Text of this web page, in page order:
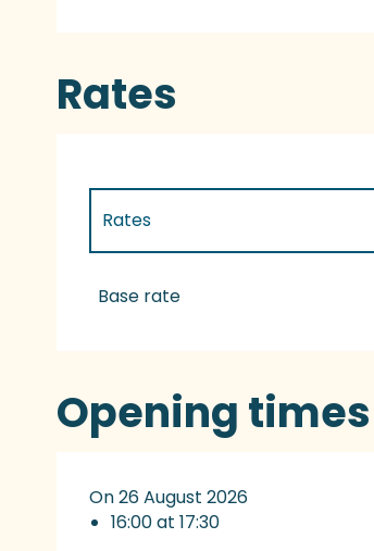
Rates
Rates
Base rate
Opening times
On 26 August 2026
16:00 at 17:30